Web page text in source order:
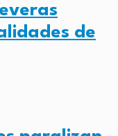
de